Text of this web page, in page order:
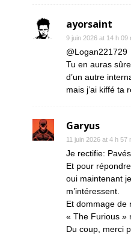
ayorsaint
9 juin 2026 at 14 h 09
@Logan221729
Tu en auras
d’un autre
mais j’ai kiffé ta
Garyus
11 juin 2026 at 4 h 57
Je rectifie:
Et pour
oui maintenant
m’intéressent.
Et dommage de
« The Furious »
Du coup, merci